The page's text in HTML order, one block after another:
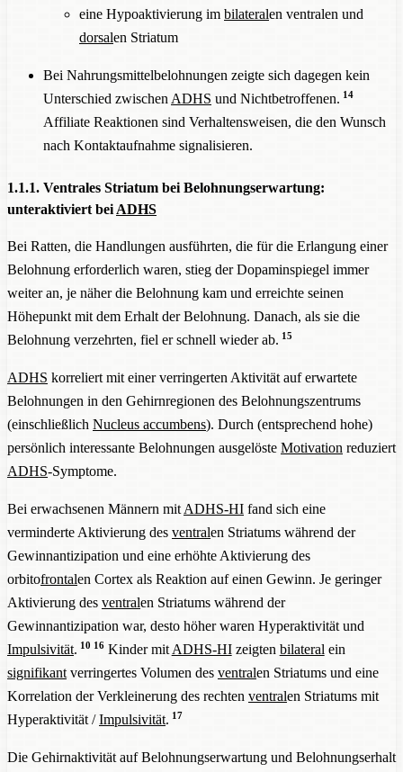
eine Hypoaktivierung im bilateralen ventralen und
dorsalen Striatum
Bei Nahrungsmittelbelohnungen zeigte sich dagegen kein
Unterschied zwischen ADHS und Nichtbetroffenen. 14
Affiliate Reaktionen sind Verhaltensweisen, die den Wunsch
nach Kontaktaufnahme signalisieren.
1.1.1. Ventrales Striatum bei Belohnungserwartung:
unteraktiviert bei ADHS
Bei Ratten, die Handlungen ausführten, die für die Erlangung einer
Belohnung erforderlich waren, stieg der Dopaminspiegel immer
weiter an, je näher die Belohnung kam und erreichte seinen
Höhepunkt mit dem Erhalt der Belohnung. Danach, als sie die
Belohnung verzehrten, fiel er schnell wieder ab. 15
ADHS korreliert mit einer verringerten Aktivität auf erwartete
Belohnungen in den Gehirnregionen des Belohnungszentrums
(einschließlich Nucleus accumbens). Durch (entsprechend hohe)
persönlich interessante Belohnungen ausgelöste Motivation reduziert
ADHS-Symptome.
Bei erwachsenen Männern mit ADHS-HI fand sich eine
verminderte Aktivierung des ventralen Striatums während der
Gewinnantizipation und eine erhöhte Aktivierung des
orbitofrontalen Cortex als Reaktion auf einen Gewinn. Je geringer
Aktivierung des ventralen Striatums während der
Gewinnantizipation war, desto höher waren Hyperaktivität und
Impulsivität. 10 16Kinder mit ADHS-HIzeigten bilateral ein
signifikant verringertes Volumen des ventralen Striatums und eine
Korrelation der Verkleinerung des rechten ventralen Striatums mit
Hyperaktivität /Impulsivität. 17
Die Gehirnaktivität auf Belohnungserwartung und Belohnungserhalt